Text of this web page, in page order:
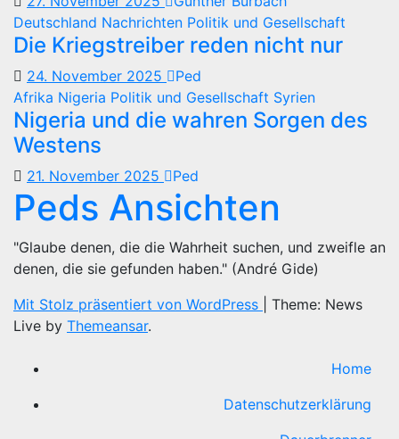
Deutschland Nachrichten Politik und Gesellschaft
Die Kriegstreiber reden nicht nur
24. November 2025
Ped
Afrika Nigeria Politik und Gesellschaft Syrien
Nigeria und die wahren Sorgen des
Westens
21. November 2025 Ped
Peds Ansichten
"Glaube denen, die die Wahrheit suchen, und zweifle an
denen, die sie gefunden haben." (André Gide)
Mit Stolz präsentiert von WordPress
Theme: News
Live by Themeansar.
Home
Datenschutzerklärung